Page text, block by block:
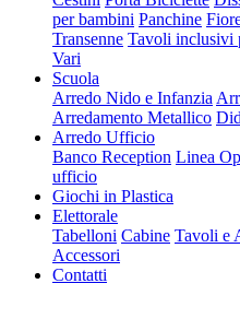
per bambini Panchine
Transenne Tavoli inclusivi
Vari
Scuola
Arredo Nido e Infanzia
Arredamento Metallico
Arredo Ufficio
Banco Reception Linea
ufficio
Giochi in Plastica
Elettorale
Tabelloni Cabine Tavoli e
Accessori
Contatti